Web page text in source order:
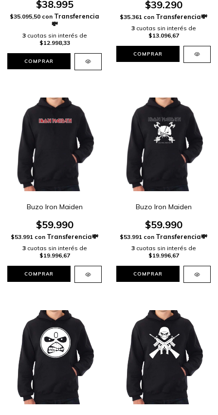
$38.995
$35.095,50 con
3 cuotas sin interés de
$12.998,33
COMPRAR
$39.290
$35.361 con
3 cuotas sin interés de
$13.096,67
COMPRAR
Buzo Iron Maiden
$59.990
$53.991 con
3 cuotas sin interés de
$19.996,67
COMPRAR
Buzo Iron Maiden
$59.990
$53.991 con
3 cuotas sin interés de
$19.996,67
COMPRAR